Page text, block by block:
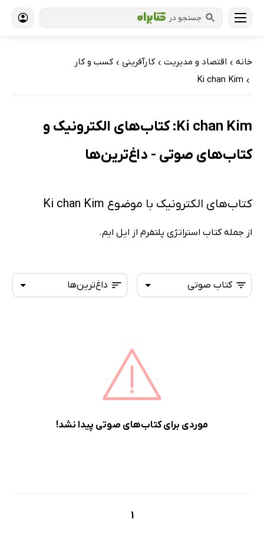
جستجو در
خانه › اقتصاد و مدیریت › کارآفرینی › کسب و کار
›
Ki chan Kim
Ki chan Kim: کتاب‌های الکترونیک و
کتاب‌های صوتی - داغ‌ترین‌ها
کتاب‌های الکترونیک با موضوع Ki chan Kim
از جمله کتاب استراتژی پلتفرم از ایل ایم.
داغ‌ترین‌ها
پرفروش‌ها
پربحث‌ها
کتاب صوتی
موردی برای کتاب‌های صوتی پیدا نشد!
1